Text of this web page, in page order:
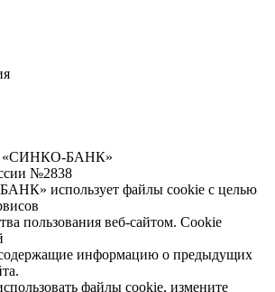
«СИНКО-БАНК»
№2838
использует файлы cookie с целью
пользования веб-сайтом. Cookie
информацию о предыдущих
файлы cookie, измените